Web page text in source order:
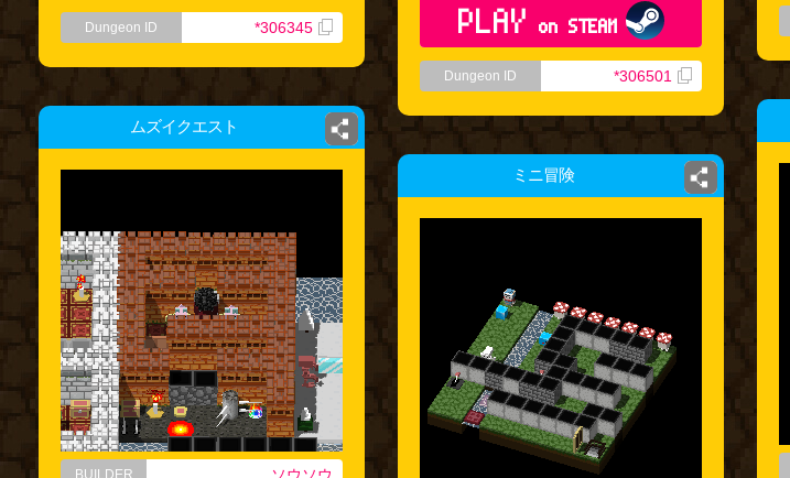
PLAY on STEAM
Dungeon ID *306501
Dungeon ID *306345
ムズイクエスト
BUILDER
ミニ冒険